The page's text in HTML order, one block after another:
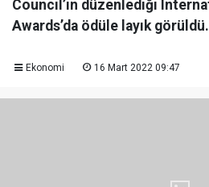
Council’in düzenlediği
Awards’da ödüle layık görüldü.
Ekonomi 16 Mart 2022 09:47